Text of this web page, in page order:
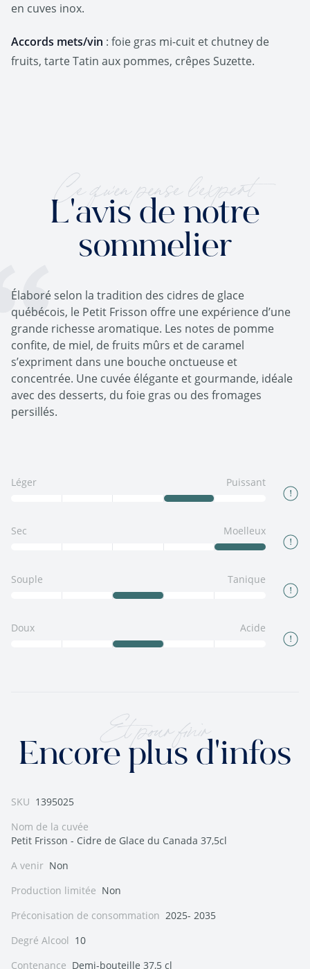
en cuves inox.
Accords mets/vin : foie gras mi-cuit et chutney de
fruits, tarte Tatin aux pommes, crêpes Suzette.
Ce qu'en pense l'expert
L'avis de notre
sommelier
Élaboré selon la tradition des cidres de glace
québécois, le Petit Frisson offre une expérience d’une
grande richesse aromatique. Les notes de pomme
confite, de miel, de fruits mûrs et de caramel
s’expriment dans une bouche onctueuse et
concentrée. Une cuvée élégante et gourmande, idéale
avec des desserts, du foie gras ou des fromages
persillés.
Léger Puissant
Sec Moelleux
Souple Tanique
Doux Acide
Et pour finir
Encore plus d'infos
SKU 1395025
Nom de la cuvée
Petit Frisson - Cidre de Glace du Canada 37,5cl
A venir Non
Production limitée Non
Préconisation de consommation 2025- 2035
Degré Alcool 10
Contenance Demi-bouteille 37,5 cl